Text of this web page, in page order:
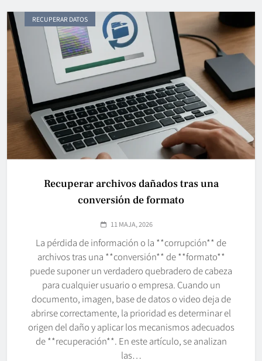
RECUPERAR DATOS
Recuperar archivos dañados tras una
conversión de formato
11 MAJA, 2026
La pérdida de información o la **corrupción** de
archivos tras una **conversión** de **formato**
puede suponer un verdadero quebradero de cabeza
para cualquier usuario o empresa. Cuando un
documento, imagen, base de datos o video deja de
abrirse correctamente, la prioridad es determinar el
origen del daño y aplicar los mecanismos adecuados
de **recuperación**. En este artículo, se analizan
las…